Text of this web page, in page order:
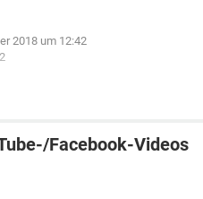
2018 um 12:42
Facebook-Videos